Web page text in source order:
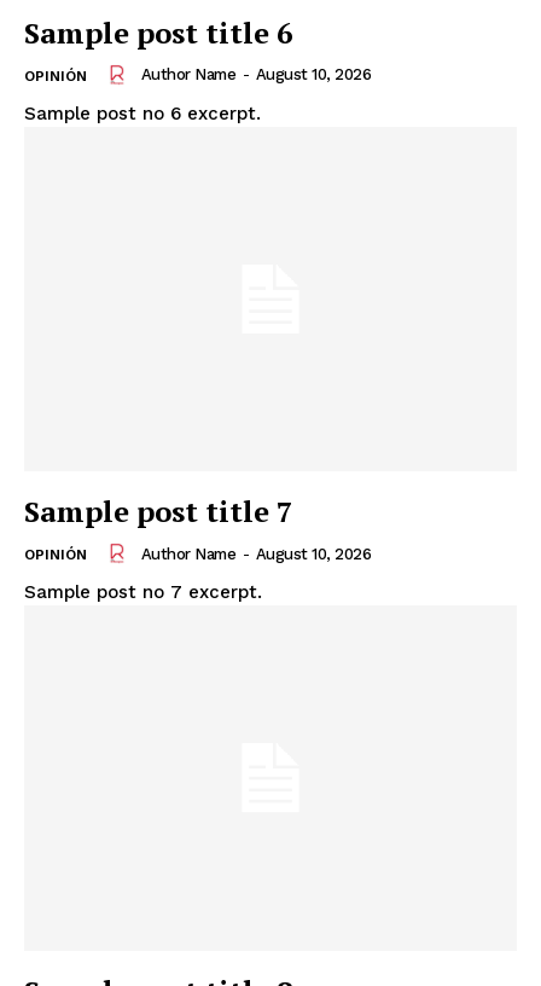
Sample post title 6
OPINIÓN Author Name - August 10, 2026
Sample post no 6 excerpt.
Sample post title 7
OPINIÓN Author Name - August 10, 2026
Sample post no 7 excerpt.